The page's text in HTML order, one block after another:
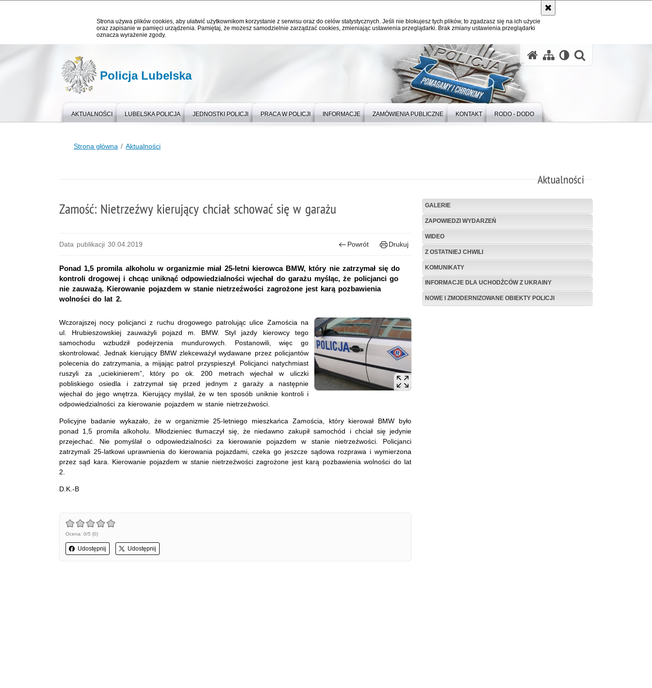
Strona używa plików cookies, aby ułatwić użytkownikom korzystanie z serwisu oraz do celów statystycznych. Jeśli nie blokujesz tych plików, to zgadzasz się na ich użycie
oraz zapisanie w pamięci urządzenia. Pamiętaj, że możesz samodzielnie zarządzać cookies, zmieniając ustawienia przeglądarki. Brak zmiany ustawienia przeglądarki
oznacza wyrażenie zgody.
Policja Lubelska
AKTUALNOŚCI LUBELSKA POLICJA JEDNOSTKI POLICJI PRACA W POLICJI INFORMACJE ZAMÓWIENIA PUBLICZNE KONTAKT RODO - DODO
Strona główna Aktualności
Aktualności
Zamość: Nietrzeźwy kierujący chciał schować się w garażu
Data publikacji 30.04.2019 Powrót Drukuj
Ponad 1,5 promila alkoholu w organizmie miał 25-letni kierowca BMW, który nie zatrzymał się do
kontroli drogowej i chcąc uniknąć odpowiedzialności wjechał do garażu myśląc, że policjanci go
nie zauważą. Kierowanie pojazdem w stanie nietrzeźwości zagrożone jest karą pozbawienia
wolności do lat 2.
Wczorajszej nocy policjanci z ruchu drogowego patrolując ulice Zamościa na
ul. Hrubieszowskiej zauważyli pojazd m. BMW. Styl jazdy kierowcy tego
samochodu wzbudził podejrzenia mundurowych. Postanowili, więc go
skontrolować. Jednak kierujący BMW zlekceważył wydawane przez policjantów
polecenia do zatrzymania, a mijając patrol przyspieszył. Policjanci natychmiast
ruszyli za „uciekinierem”, który po ok. 200 metrach wjechał w uliczki
pobliskiego osiedla i zatrzymał się przed jednym z garaży a następnie
wjechał do jego wnętrza. Kierujący myślał, że w ten sposób uniknie kontroli i
odpowiedzialności za kierowanie pojazdem w stanie nietrzeźwości.
Policyjne badanie wykazało, że w organizmie 25-letniego mieszkańca Zamościa, który kierował BMW było
ponad 1,5 promila alkoholu. Młodzieniec tłumaczył się, że niedawno zakupił samochód i chciał się jedynie
przejechać. Nie pomyślał o odpowiedzialności za kierowanie pojazdem w stanie nietrzeźwości. Policjanci
zatrzymali 25-latkowi uprawnienia do kierowania pojazdami, czeka go jeszcze sądowa rozprawa i wymierzona
przez sąd kara. Kierowanie pojazdem w stanie nietrzeźwości zagrożone jest karą pozbawienia wolności do lat
2.
D.K.-B
Ocena: 0/5 (0)
Udostępnij Udostępnij
GALERIE
ZAPOWIEDZI WYDARZEŃ
WIDEO
Z OSTATNIEJ CHWILI
KOMUNIKATY
INFORMACJE DLA UCHODŹCÓW Z UKRAINY
NOWE I ZMODERNIZOWANE OBIEKTY POLICJI